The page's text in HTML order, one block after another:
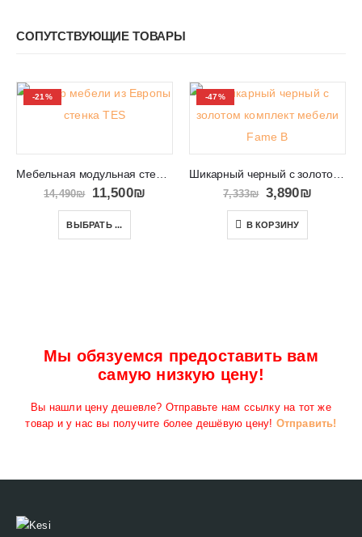
СОПУТСТВУЮЩИЕ ТОВАРЫ
-21%
Мебельная модульная стенка под телевизор в салон TES
14,490₪ 11,500₪
ВЫБРАТЬ ...
-47%
Шикарный черный с золотом комплект мебели Fame B
7,333₪ 3,890₪
В КОРЗИНУ
Мы обязуемся предоставить вам
самую низкую цену!
Вы нашли цену дешевле? Отправьте нам ссылку на тот же
товар и у нас вы получите более дешёвую цену! Отправить!